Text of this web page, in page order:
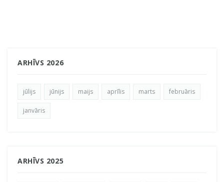
ARHĪVS 2026
jūlijs jūnijs maijs aprīlis marts februāris
janvāris
ARHĪVS 2025